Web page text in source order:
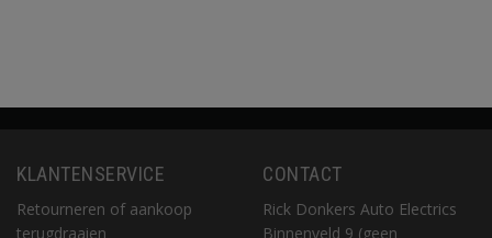
KLANTENSERVICE
Retourneren of aankoop
terugdraaien
CONTACT
Rick Donkers Auto Electrics
Binnenveld 9 (geen